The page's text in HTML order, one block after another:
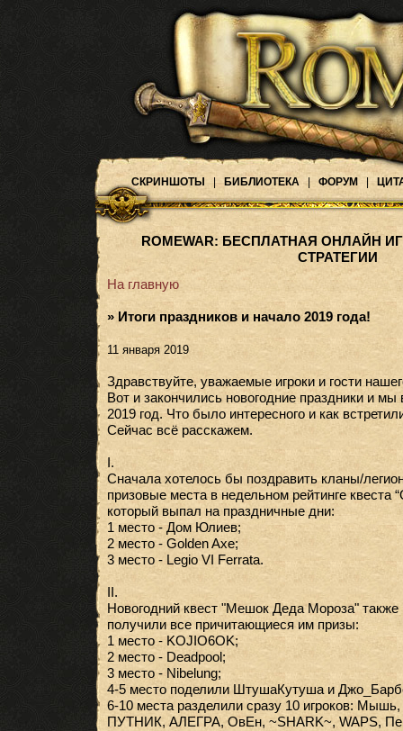
СКРИНШОТЫ БИБЛИОТЕКА ФОРУМ
ROMEWAR: БЕСПЛАТНАЯ ОНЛАЙН
СТРАТЕГИИ
На главную
» Итоги праздников и начало 2019 года!
11 января 2019
Здравствуйте, уважаемые игроки и гости
Вот и закончились новогодние праздники и
2019 год. Что было интересного и как
Сейчас всё расскажем.
I.
Сначала хотелось бы поздравить кланы/
призовые места в недельном рейтинге квеста
который выпал на праздничные дни:
1 место - Дом Юлиев;
2 место - Golden Axe;
3 место - Legio VI Ferrata.
II.
Новогодний квест "Мешок Деда Мороза" также
получили все причитающиеся им призы:
1 место - KOJIO6OK;
2 место - Deadpool;
3 место - Nibelung;
4-5 место поделили ШтушаКутуша и
6-10 места разделили сразу 10 игроков:
ПУТНИК, АЛЕГРА, ОвЕн, ~SHARK~, WAPS,